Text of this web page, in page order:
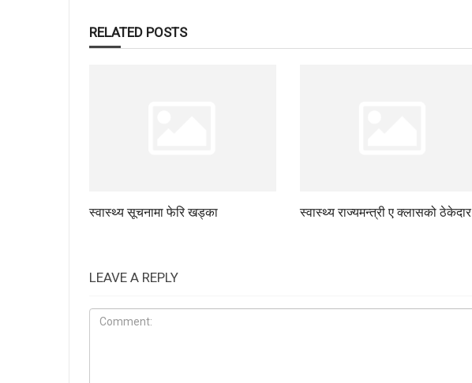
RELATED POSTS
स्वास्थ्य सूचनामा फेरि खड्का स्वास्थ्य राज्यमन्त्री ए क्लासको ठेकेदार
LEAVE A REPLY